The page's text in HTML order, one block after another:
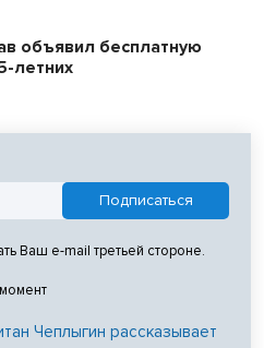
объявил бесплатную
летних
Ваш e-mail третьей стороне.
Чеплыгин рассказывает